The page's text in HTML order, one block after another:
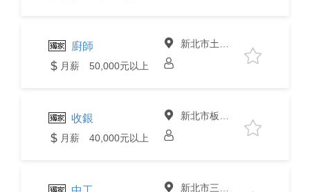
廚師
月薪 50,000元以上
新北市土城區
收銀
月薪 40,000元以上
新北市板橋區
新北市三峽區